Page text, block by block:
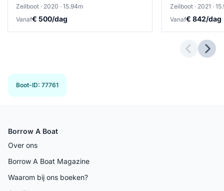
Zeilboot · 2020 · 15.94m
Vanaf€ 500/dag
Zeilboot · 2021 ·
Vanaf€ 842/dag
Boot-ID: 77761
Borrow A Boat
Over ons
Borrow A Boat Magazine
Waarom bij ons boeken?